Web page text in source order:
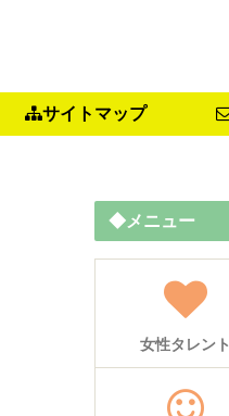
サイトマップ
◆メニュー
女性タレント